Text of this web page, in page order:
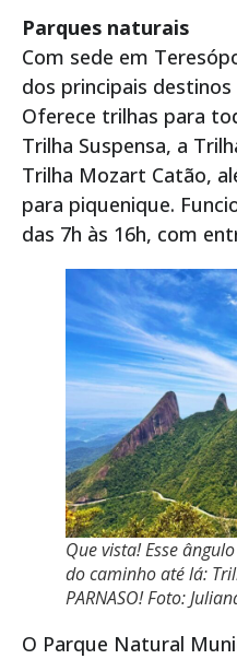
Parques naturais
Com sede em
dos principais
Oferece trilhas para
Trilha Suspensa, a
Trilha Mozart Catão,
para piquenique.
das 7h às 16h, com
Que vista! Esse
do caminho até lá:
PARNASO! Foto:
O Parque Natural